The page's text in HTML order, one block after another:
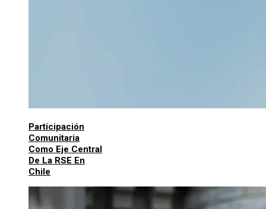
Participación
Comunitaria
Como Eje Central
De La RSE En
Chile